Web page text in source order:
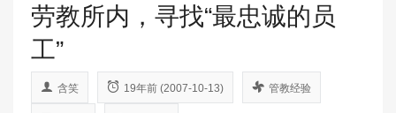
劳教所内，寻找“最忠诚的员
工”
含笑 19年前 (2007-10-13) 管教经验